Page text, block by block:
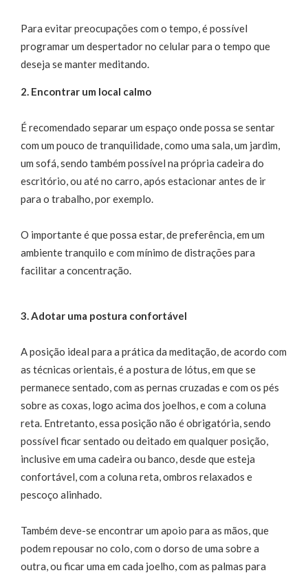
Para evitar preocupações com o tempo, é possível
programar um despertador no celular para o tempo que
deseja se manter meditando.
2. Encontrar um local calmo
É recomendado separar um espaço onde possa se sentar
com um pouco de tranquilidade, como uma sala, um jardim,
um sofá, sendo também possível na própria cadeira do
escritório, ou até no carro, após estacionar antes de ir
para o trabalho, por exemplo.
O importante é que possa estar, de preferência, em um
ambiente tranquilo e com mínimo de distrações para
facilitar a concentração.
3. Adotar uma postura confortável
A posição ideal para a prática da meditação, de acordo com
as técnicas orientais, é a postura de lótus, em que se
permanece sentado, com as pernas cruzadas e com os pés
sobre as coxas, logo acima dos joelhos, e com a coluna
reta. Entretanto, essa posição não é obrigatória, sendo
possível ficar sentado ou deitado em qualquer posição,
inclusive em uma cadeira ou banco, desde que esteja
confortável, com a coluna reta, ombros relaxados e
pescoço alinhado.
Também deve-se encontrar um apoio para as mãos, que
podem repousar no colo, com o dorso de uma sobre a
outra, ou ficar uma em cada joelho, com as palmas para